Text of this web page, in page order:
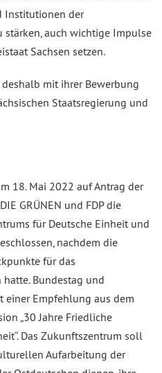
Institutionen der
stärken, auch wichtige Impulse
Sachsen setzen.
mit ihrer Bewerbung
Staatsregierung und
18. Mai 2022 auf Antrag der
GRÜNEN und FDP die
für Deutsche Einheit und
nachdem die
für das
Bundestag und
einer Empfehlung aus dem
„30 Jahre Friedliche
Das Zukunftszentrum soll
Aufarbeitung der